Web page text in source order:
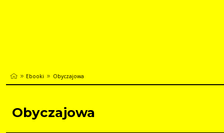
Ebooki Obyczajowa
Obyczajowa